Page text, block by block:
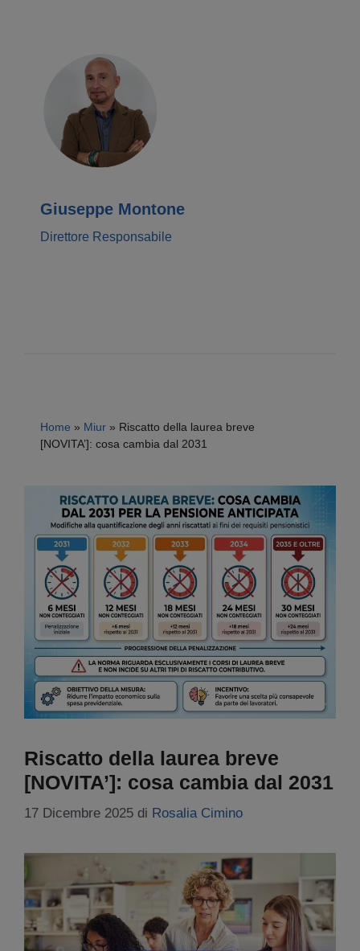
Giuseppe Montone
Direttore Responsabile
Home » Miur » Riscatto della laurea breve
[NOVITA’]: cosa cambia dal 2031
Riscatto della laurea breve
[NOVITA’]: cosa cambia dal 2031
17 Dicembre 2025 di Rosalia Cimino